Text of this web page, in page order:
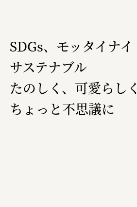
有限会社 南印度洋行
株式会社カタパット
なかがわの恵み活用協議会
GLASS-LAB株式会社
SDGs、モッタイナイ
サステナブル
たのしく、可愛らしく
ちょっと不思議に